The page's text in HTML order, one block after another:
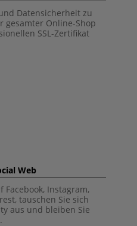
Datensicherheit zu
gesamter Online-Shop
SSL-Zertifikat
Web
Facebook, Instagram,
tauschen Sie sich
aus und bleiben Sie